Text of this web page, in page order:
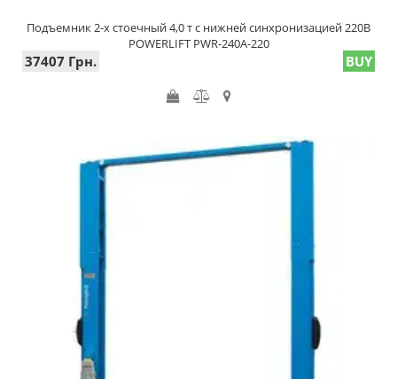
Подъемник 2-х стоечный 4,0 т с нижней синхронизацией 220В
POWERLIFT PWR-240A-220
37407 Грн. BUY